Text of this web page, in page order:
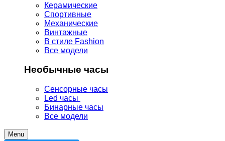
Керамические
Спортивные
Механические
Винтажные
В стиле Fashion
Все модели
Необычные часы
Сенсорные часы
Led часы
Бинарные часы
Все модели
Menu